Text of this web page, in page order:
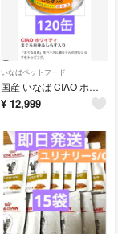
いなばペットフード
国産 いなば CIAO ホワイティ まぐろ白身＆しらす入り 85ｇ×120缶
¥ 12,999